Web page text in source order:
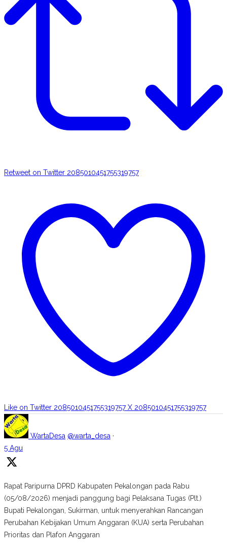
Retweet on Twitter 2085010451755319757
Like on Twitter 2085010451755319757 X 2085010451755319757
WartaDesa @warta_desa ·
5 Agu
Rapat Paripurna DPRD Kabupaten Pekalongan pada Rabu
(05/08/2026) menjadi panggung bagi Pelaksana Tugas (Plt.)
Bupati Pekalongan, Sukirman, untuk menyerahkan Rancangan
Perubahan Kebijakan Umum Anggaran (KUA) serta Perubahan
Prioritas dan Plafon Anggaran